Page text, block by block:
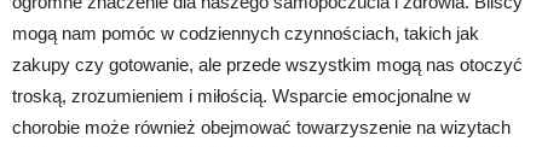
mogą nam pomóc w codziennych czynnościach, takich jak
zakupy czy gotowanie, ale przede wszystkim mogą nas otoczyć
troską, zrozumieniem i miłością. Wsparcie emocjonalne w
chorobie może również obejmować towarzyszenie na wizytach